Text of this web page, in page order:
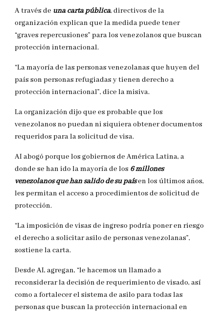
A través de una carta pública, directivos de la
organización explican que la medida puede tener
“graves repercusiones” para los venezolanos que buscan
protección internacional.
“La mayoría de las personas venezolanas que huyen del
país son personas refugiadas y tienen derecho a
protección internacional”, dice la misiva.
La organización dijo que es probable que los
venezolanos no puedan ni siquiera obtener documentos
requeridos para la solicitud de visa.
AI abogó porque los gobiernos de América Latina, a
donde se han ido la mayoría de los 6 millones
venezolanos que han salido de su paísen los últimos años,
les permitan el acceso a procedimientos de solicitud de
protección.
“La imposición de visas de ingreso podría poner en riesgo
el derecho a solicitar asilo de personas venezolanas”,
sostiene la carta.
Desde AI, agregan, “le hacemos un llamado a
reconsiderar la decisión de requerimiento de visado, así
como a fortalecer el sistema de asilo para todas las
personas que buscan la protección internacional en